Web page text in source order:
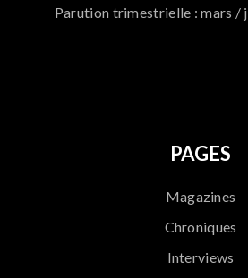
Parution trimestrielle : mars /
PAGES
Magazines
Chroniques
Interviews